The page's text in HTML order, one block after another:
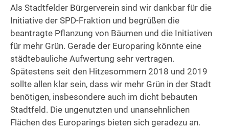
Als Stadtfelder Bürgerverein sind wir dankbar für die
Initiative der SPD-Fraktion und begrüßen die
beantragte Pflanzung von Bäumen und die Initiativen
für mehr Grün. Gerade der Europaring könnte eine
städtebauliche Aufwertung sehr vertragen.
Spätestens seit den Hitzesommern 2018 und 2019
sollte allen klar sein, dass wir mehr Grün in der Stadt
benötigen, insbesondere auch im dicht bebauten
Stadtfeld. Die ungenutzten und unansehnlichen
Flächen des Europarings bieten sich geradezu an.